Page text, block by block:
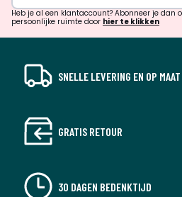
Heb je al een klantaccount? Abonneer je dan
persoonlijke ruimte door hier te klikken
SNELLE LEVERING EN OP
GRATIS RETOUR
30 DAGEN BEDENKTIJD